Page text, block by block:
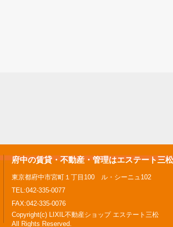
府中の賃貸・不動産・管理はエステート三松
東京都府中市宮町１丁目100 ル・シーニュ102
TEL:042-335-0077
FAX:042-335-0076
Copyright(c) LIXIL不動産ショップ エステート三松
All Rights Reserved.